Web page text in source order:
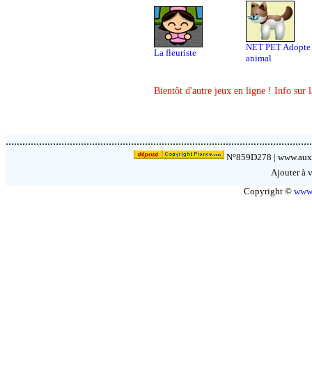
La fleuriste
NET PET
animal
Bientôt d'autre jeux en ligne ! Info sur
N°859D278 |
Ajouter à
Copyright ©